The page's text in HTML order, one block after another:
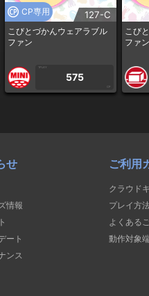
CP専用 127-C
こびとづかんウェアラブル
ファン
1PLAY
575
CP
こび
ファン
せ
情報
ート
ンス
ご利用
クラウド
プレイ方
よくある
動作対象